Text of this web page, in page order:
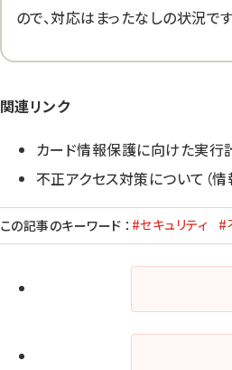
ので、対応はまったなしの状況です
関連リンク
カード情報保護に向けた実行
不正アクセス対策について（
この記事のキーワード ： #セキュリティ #